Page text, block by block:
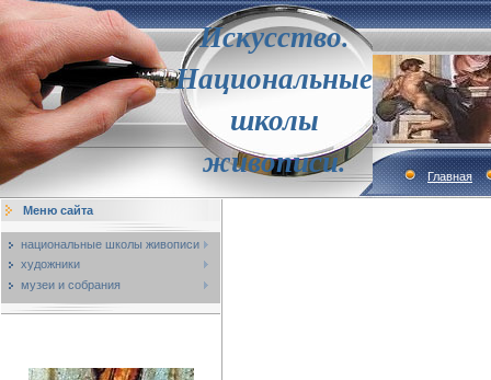
Искусство.
Национальные
школы
живописи.
Главная
Меню сайта
национальные школы живописи
художники
музеи и собрания